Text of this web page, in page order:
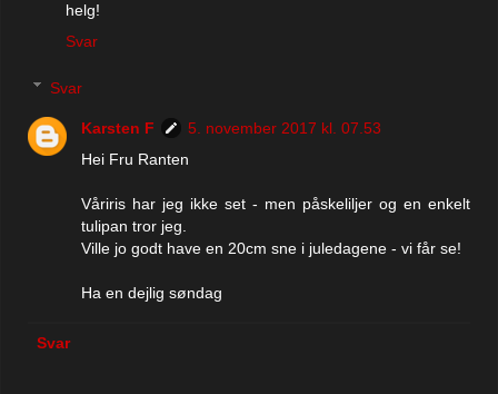
helg!
Svar
Svar
Karsten F
5. november 2017 kl. 07.53
Hei Fru Ranten
Våriris har jeg ikke set - men påskeliljer og en enkelt
tulipan tror jeg.
Ville jo godt have en 20cm sne i juledagene - vi får se!
Ha en dejlig søndag
Svar